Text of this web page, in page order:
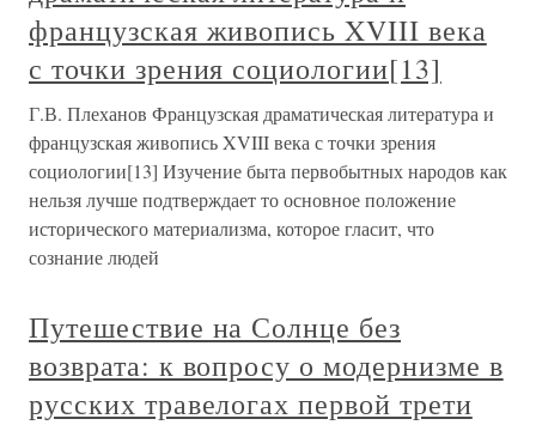
французская живопись XVIII века
с точки зрения социологии[13]
Г.В. Плеханов Французская драматическая литература и
французская живопись XVIII века с точки зрения
социологии[13] Изучение быта первобытных народов как
нельзя лучше подтверждает то основное положение
исторического материализма, которое гласит, что
сознание людей
Путешествие на Солнце без
возврата: к вопросу о модернизме в
русских травелогах первой трети